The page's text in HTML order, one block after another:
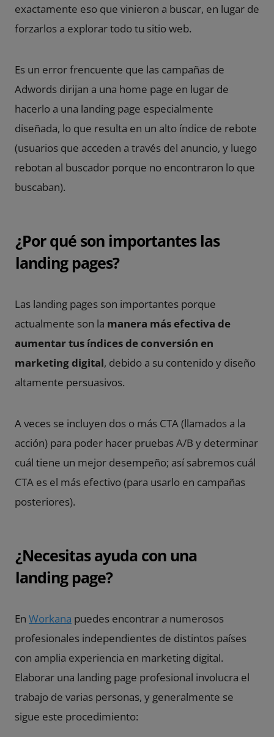
exactamente eso que vinieron a buscar, en lugar de
forzarlos a explorar todo tu sitio web.
Es un error frencuente que las campañas de
Adwords dirijan a una home page en lugar de
hacerlo a una landing page especialmente
diseñada, lo que resulta en un alto índice de rebote
(usuarios que acceden a través del anuncio, y luego
rebotan al buscador porque no encontraron lo que
buscaban).
¿Por qué son importantes las
landing pages?
Las landing pages son importantes porque
actualmente son la manera más efectiva de
aumentar tus índices de conversión en
marketing digital, debido a su contenido y diseño
altamente persuasivos.
A veces se incluyen dos o más CTA (llamados a la
acción) para poder hacer pruebas A/B y determinar
cuál tiene un mejor desempeño; así sabremos cuál
CTA es el más efectivo (para usarlo en campañas
posteriores).
¿Necesitas ayuda con una
landing page?
En Workana puedes encontrar a numerosos
profesionales independientes de distintos países
con amplia experiencia en marketing digital.
Elaborar una landing page profesional involucra el
trabajo de varias personas, y generalmente se
sigue este procedimiento: